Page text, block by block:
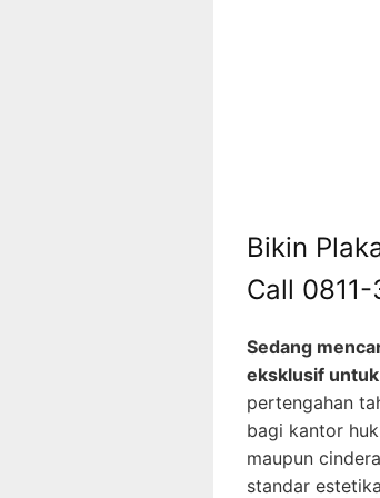
Bikin
Call
Sedang
eksklusif
pertengahan
bagi kantor
maupun
standar